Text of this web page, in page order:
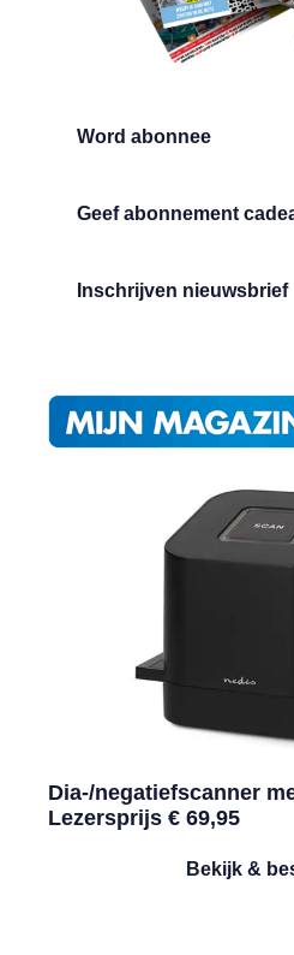
Word abonnee
Geef abonnement
Inschrijven nieuwsbrief
Dia-/negatiefscanner
Lezersprijs € 69,95
Bekijk &